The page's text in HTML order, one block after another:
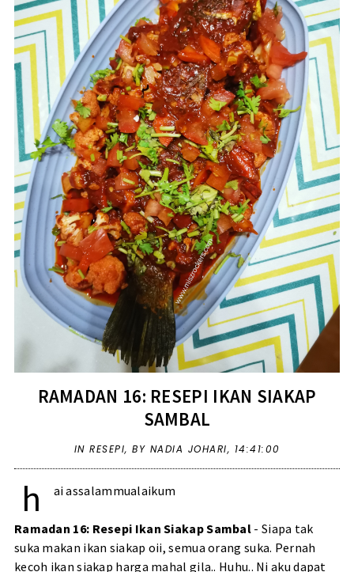
RAMADAN 16: RESEPI IKAN SIAKAP
SAMBAL
IN RESEPI, BY NADIA JOHARI, 14:41:00
h ai assalammualaikum
Ramadan 16: Resepi Ikan Siakap Sambal - Siapa tak
suka makan ikan siakap oii, semua orang suka. Pernah
kecoh ikan siakap harga mahal gila.. Huhu.. Ni aku dapat